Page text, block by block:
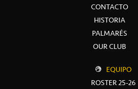
CONTACTO
HISTORIA
PALMARÉS
OUR CLUB
EQUIPO
ROSTER 25-26